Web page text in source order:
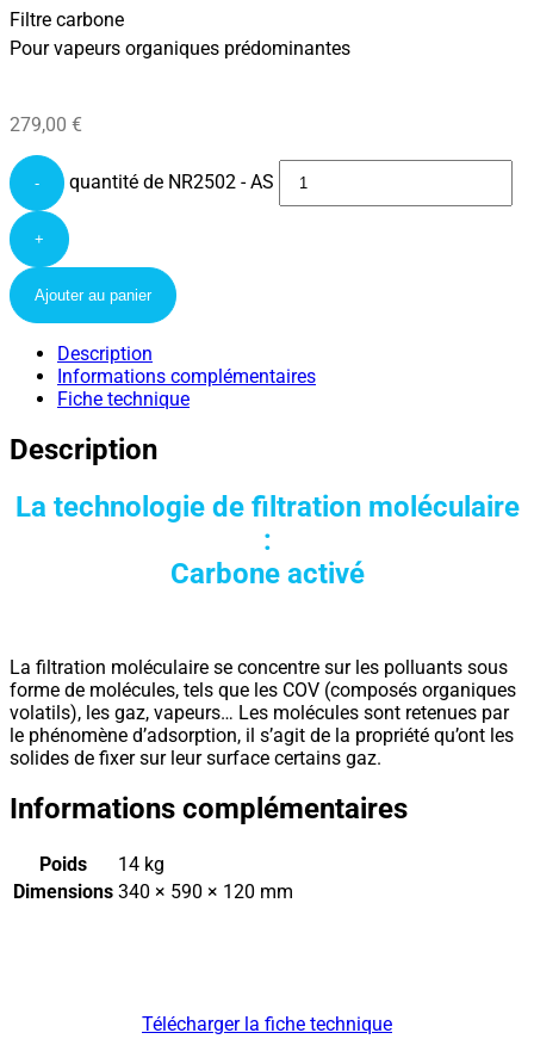
Filtre carbone
Pour vapeurs organiques prédominantes
279,00 €
- quantité de NR2502 - AS
+
Ajouter au panier
Description
Informations complémentaires
Fiche technique
Description
La technologie de filtration moléculaire
:
Carbone activé
La filtration moléculaire se concentre sur les polluants sous
forme de molécules, tels que les COV (composés organiques
volatils), les gaz, vapeurs… Les molécules sont retenues par
le phénomène d’adsorption, il s’agit de la propriété qu’ont les
solides de fixer sur leur surface certains gaz.
Informations complémentaires
Poids
14 kg
Dimensions 340 × 590 × 120 mm
Télécharger la fiche technique